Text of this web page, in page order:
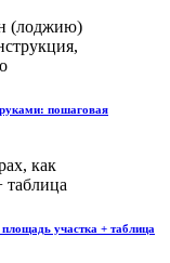
пошаговая
участка + таблица